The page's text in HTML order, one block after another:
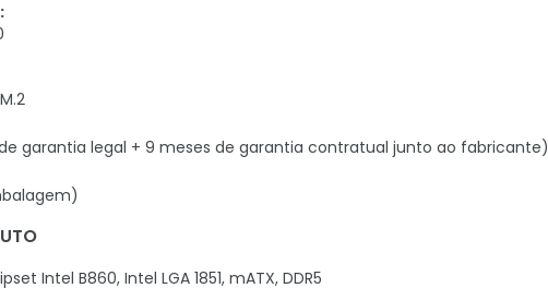
garantia legal + 9 meses de garantia contratual junto ao fabricante)
Intel B860, Intel LGA 1851, mATX, DDR5